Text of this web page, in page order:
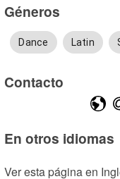
Géneros
Dance Latin
Contacto
En otros idiomas
Ver esta página en